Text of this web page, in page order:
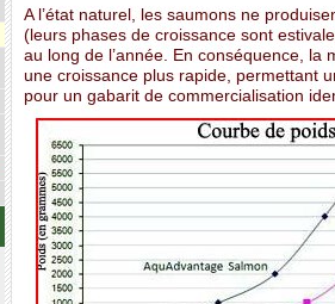
A l’état naturel, les saumons ne
(leurs phases de croissance sont
au long de l’année. En conséquence,
une croissance plus rapide, permettant
pour un gabarit de commercialisation